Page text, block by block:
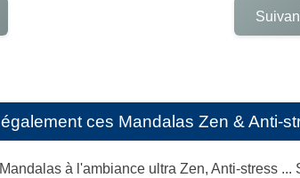
ces Mandalas Zen & Anti-
à l'ambiance ultra Zen, Anti-stress